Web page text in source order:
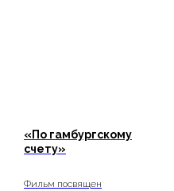
« По гамбургскому
счету»
Фильм посвящен